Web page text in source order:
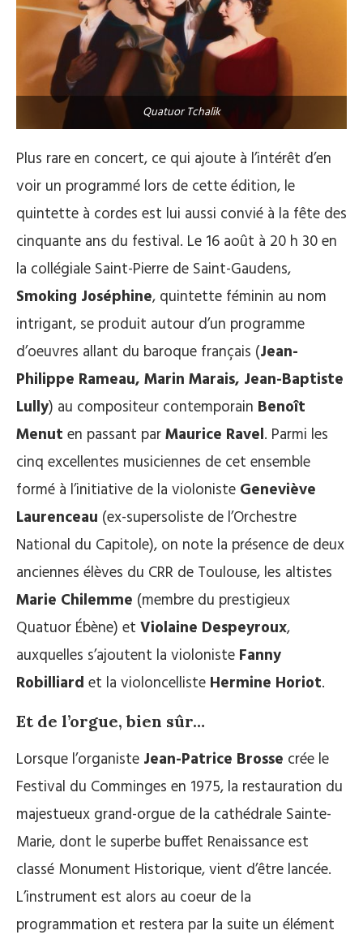
Quatuor Tchalik
Plus rare en concert, ce qui ajoute à l’intérêt d’en
voir un programmé lors de cette édition, le
quintette à cordes est lui aussi convié à la fête des
cinquante ans du festival. Le 16 août à 20 h 30 en
la collégiale Saint-Pierre de Saint-Gaudens,
Smoking Joséphine, quintette féminin au nom
intrigant, se produit autour d’un programme
d’oeuvres allant du baroque français (Jean-
Philippe Rameau, Marin Marais, Jean-Baptiste
Lully) au compositeur contemporain Benoît
Menut en passant parMaurice Ravel. Parmi les
cinq excellentes musiciennes de cet ensemble
formé à l’initiative de la violoniste Geneviève
Laurenceau (ex-supersoliste de l’Orchestre
National du Capitole), on note la présence de deux
anciennes élèves du CRR de Toulouse, les altistes
Marie Chilemme (membre du prestigieux
Quatuor Ébène) et Violaine Despeyroux,
auxquelles s’ajoutent la violoniste Fanny
Robilliard et la violoncelliste Hermine Horiot.
Et de l’orgue, bien sûr…
Lorsque l’organiste Jean-Patrice Brosse crée le
Festival du Comminges en 1975, la restauration du
majestueux grand-orgue de la cathédrale Sainte-
Marie, dont le superbe buffet Renaissance est
classé Monument Historique, vient d’être lancée.
L’instrument est alors au coeur de la
programmation et restera par la suite un élément